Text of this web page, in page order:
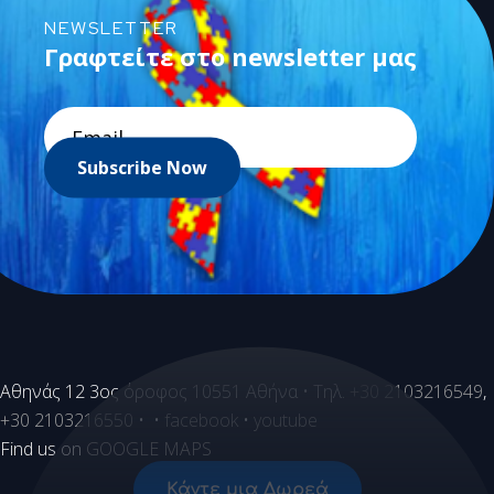
NEWSLETTER
Γραφτείτε στο newsletter μας
Subscribe Now
Aθηνάς 12 3ος όροφος 10551 Αθήνα • Τηλ. +30 2103216549,
+30 2103216550 • • facebook • youtube
Find us on GOOGLE MAPS
Κάντε μια Δωρεά